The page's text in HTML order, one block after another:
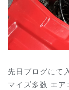
先日ブログにて
マイズ多数 エ